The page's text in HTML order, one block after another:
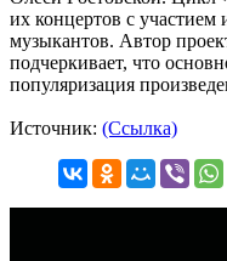
их концертов с
музыкантов. Автор
подчеркивает, что
популяризация
Источник: (Ссылка)